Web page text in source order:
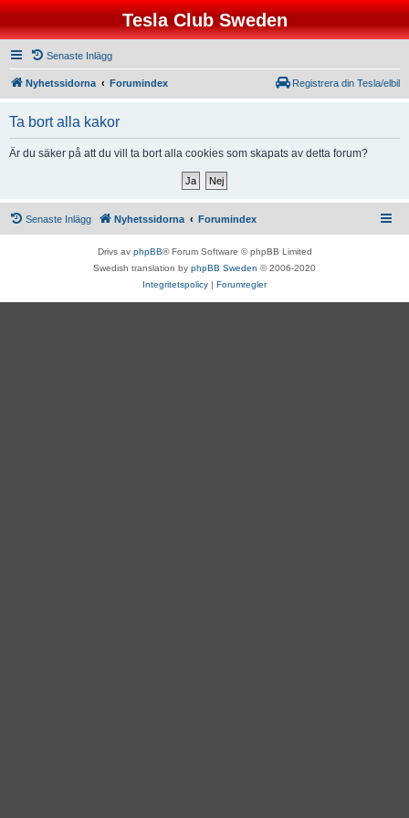
Tesla Club Sweden
Senaste Inlägg
Nyhetssidorna Forumindex Registrera din Tesla/elbil
Ta bort alla kakor
Är du säker på att du vill ta bort alla cookies som skapats av detta forum?
Senaste Inlägg Nyhetssidorna Forumindex
Drivs av phpBB® Forum Software © phpBB Limited
Swedish translation by phpBB Sweden © 2006-2020
Integritetspolicy | Forumregler